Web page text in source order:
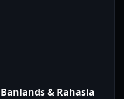
& Rahasia